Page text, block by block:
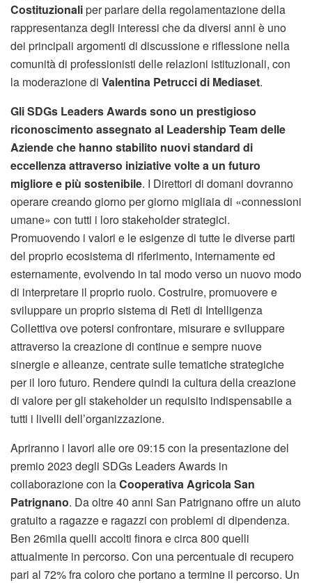
Costituzionaliper parlare della regolamentazione della
rappresentanza degli interessi che da diversi anni è uno
dei principali argomenti di discussione e riflessione nella
comunità di professionisti delle relazioni istituzionali, con
la moderazione di Valentina Petrucci di Mediaset.
Gli SDGs Leaders Awards sono un prestigioso
riconoscimento assegnato al Leadership Team delle
Aziende che hanno stabilito nuovi standard di
eccellenza attraverso iniziative volte a un futuro
migliore e più sostenibile. I Direttori di domani dovranno
operare creando giorno per giorno migliaia di «connessioni
umane» con tutti i loro stakeholder strategici.
Promuovendo i valori e le esigenze di tutte le diverse parti
del proprio ecosistema di riferimento, internamente ed
esternamente, evolvendo in tal modo verso un nuovo modo
di interpretare il proprio ruolo. Costruire, promuovere e
sviluppare un proprio sistema di Reti di Intelligenza
Collettiva ove potersi confrontare, misurare e sviluppare
attraverso la creazione di continue e sempre nuove
sinergie e alleanze, centrate sulle tematiche strategiche
per il loro futuro. Rendere quindi la cultura della creazione
di valore per gli stakeholder un requisito indispensabile a
tutti i livelli dell’organizzazione.
Apriranno i lavori alle ore 09:15 con la presentazione del
premio 2023 degli SDGs Leaders Awards in
collaborazione con laCooperativa Agricola San
Patrignano. Da oltre 40 anni San Patrignano offre un aiuto
gratuito a ragazze e ragazzi con problemi di dipendenza.
Ben 26mila quelli accolti finora e circa 800 quelli
attualmente in percorso. Con una percentuale di recupero
pari al 72% fra coloro che portano a termine il percorso. Un